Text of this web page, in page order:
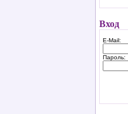
Вход
E-Mail:
Пароль: